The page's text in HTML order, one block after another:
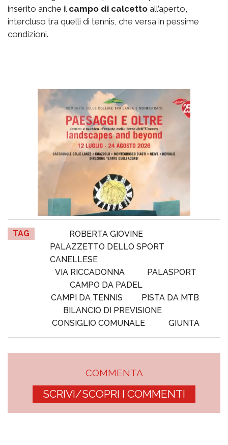
inserito anche il campo di calcetto all’aperto,
intercluso tra quelli di tennis, che versa in pessime
condizioni.
TAG
ROBERTA GIOVINE
PALAZZETTO DELLO SPORT
CANELLESE
VIA RICCADONNA
PALASPORT
CAMPO DA PADEL
CAMPI DA TENNIS
PISTA DA MTB
BILANCIO DI PREVISIONE
CONSIGLIO COMUNALE
GIUNTA
COMMENTA
SCRIVI/SCOPRI I COMMENTI